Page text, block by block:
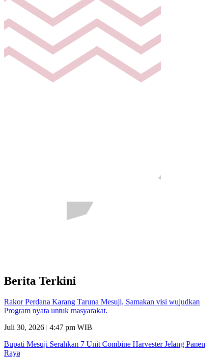
Berita Terkini
Rakor Perdana Karang Taruna Mesuji, Samakan visi wujudkan
Program nyata untuk masyarakat.
Juli 30, 2026 | 4:47 pm WIB
Bupati Mesuji Serahkan 7 Unit Combine Harvester Jelang Panen
Raya